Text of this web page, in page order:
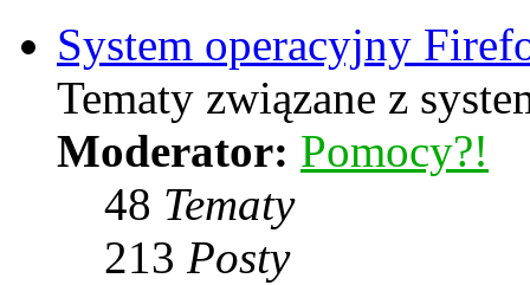
System operacyjny
Tematy związane z
Moderator: Pomocy?!
48 Tematy
213 Posty